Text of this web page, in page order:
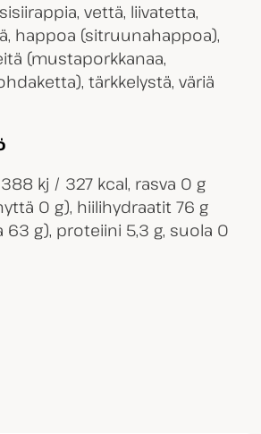
vettä, liivatetta,
happoa (sitruunahappoa),
(mustaporkkanaa,
tärkkelystä, väriä
kj / 327 kcal, rasva 0 g
0 g), hiilihydraatit 76 g
63 g), proteiini 5,3 g, suola 0